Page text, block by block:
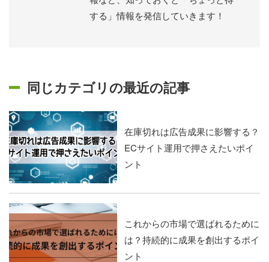
する」情報を発信していきます！
同じカテゴリの最近の記事
在庫切れは広告成果に影響する？
ECサイト運用で押さえたいポイ
ント
これからの市場で選ばれるために
は？持続的に成果を創出するポイ
ント